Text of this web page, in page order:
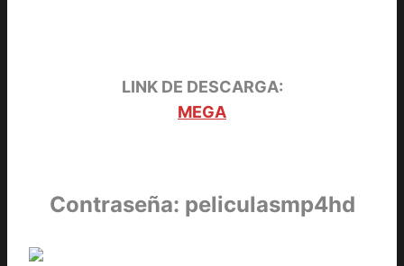
LINK DE DESCARGA:
MEGA
Contraseña: peliculasmp4hd